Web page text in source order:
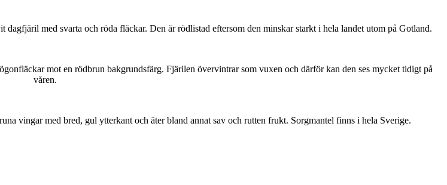
med svarta och röda fläckar. Den är rödlistad eftersom den minskar starkt i hela landet utom på Gotland.
mot en rödbrun bakgrundsfärg. Fjärilen övervintrar som vuxen och därför kan den ses mycket tidigt på
våren.
vingar med bred, gul ytterkant och äter bland annat sav och rutten frukt. Sorgmantel finns i hela Sverige.